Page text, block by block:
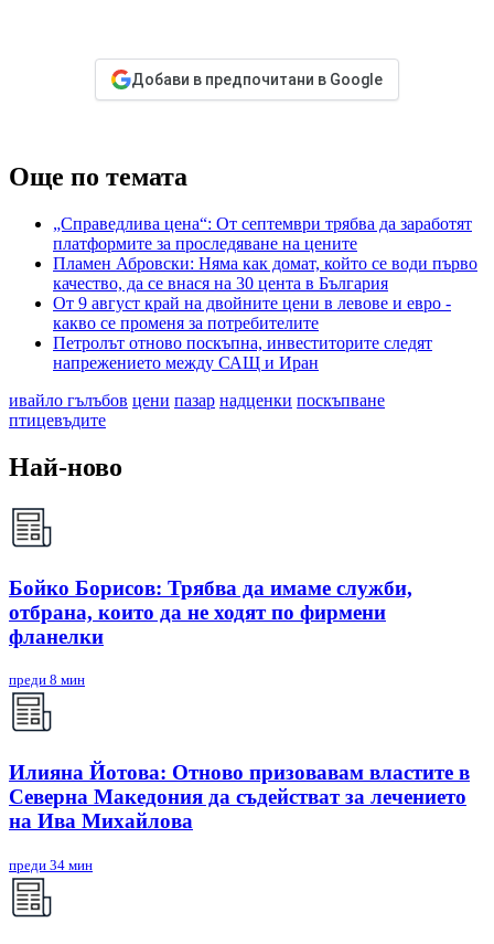
Добави в предпочитани в Google
Още по темата
„Справедлива цена“: От септември трябва да заработят
платформите за проследяване на цените
Пламен Абровски: Няма как домат, който се води първо
качество, да се внася на 30 цента в България
От 9 август край на двойните цени в левове и евро -
какво се променя за потребителите
Петролът отново поскъпна, инвеститорите следят
напрежението между САЩ и Иран
ивайло гълъбов цени пазар надценки поскъпване
птицевъдите
Най-ново
Бойко Борисов: Трябва да имаме служби,
отбрана, които да не ходят по фирмени
фланелки
преди 8 мин
Илияна Йотова: Отново призовавам властите в
Северна Македония да съдействат за лечението
на Ива Михайлова
преди 34 мин